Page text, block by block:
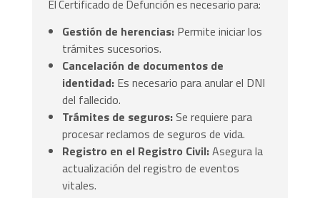
El Certificado de Defunción es necesario para:
Gestión de herencias: Permite iniciar los
trámites sucesorios.
Cancelación de documentos de
identidad: Es necesario para anular el DNI
del fallecido.
Trámites de seguros: Se requiere para
procesar reclamos de seguros de vida.
Registro en el Registro Civil:Asegura la
actualización del registro de eventos
vitales.